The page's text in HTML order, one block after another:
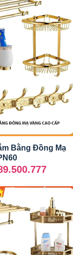
Bằng Đồng Mạ